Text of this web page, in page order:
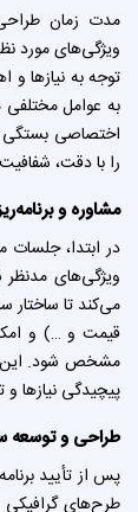
مدت زمان
ویژگی‌های مورد
توجه به نیازها
به عوامل مختلفی
اختصاصی بستگی
را با دقت،
مشاوره و برنامه‌ریزی
در ابتدا،
ویژگی‌های مدنظر
می‌کند تا ساختار
قیمت و …) و
مشخص شود. این
پیچیدگی نیازها
طراحی و توسعه سایت (۱
پس از تأیید
طرح‌های گرافیکی